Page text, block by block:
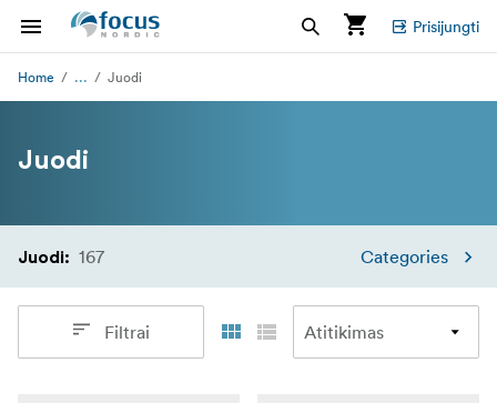
Prisijungti
Home ... Juodi
Juodi
Juodi: 167 Categories
Filtrai